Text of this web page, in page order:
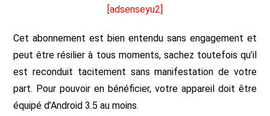
[adsenseyu2]
Cet abonnement est bien entendu sans engagement et
peut être résilier à tous moments, sachez toutefois qu’il
est reconduit tacitement sans manifestation de votre
part. Pour pouvoir en bénéficier, votre appareil doit être
équipé d’Android 3.5 au moins.